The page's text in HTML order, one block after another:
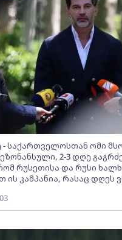
- საქართველოსთან ომი
2-3 დღე
რუსეთისა და რუსი
ის კამპანია, რასაც დღეს